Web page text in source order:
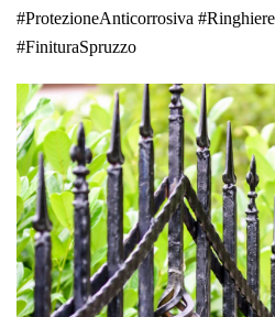
#ProtezioneAnticorrosiva
#FinituraSpruzzo